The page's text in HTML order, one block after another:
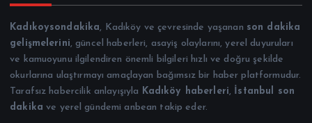
Kadıkoysondakika, Kadıköy ve çevresinde yaşanan son dakika
gelişmelerini, güncel haberleri, asayiş olaylarını, yerel duyuruları
ve kamuoyunu ilgilendiren önemli bilgileri hızlı ve doğru şekilde
okurlarına ulaştırmayı amaçlayan bağımsız bir haber platformudur.
Tarafsız habercilik anlayışıyla Kadıköy haberleri,
İstanbul son
dakika ve yerel gündemi anbean takip eder.